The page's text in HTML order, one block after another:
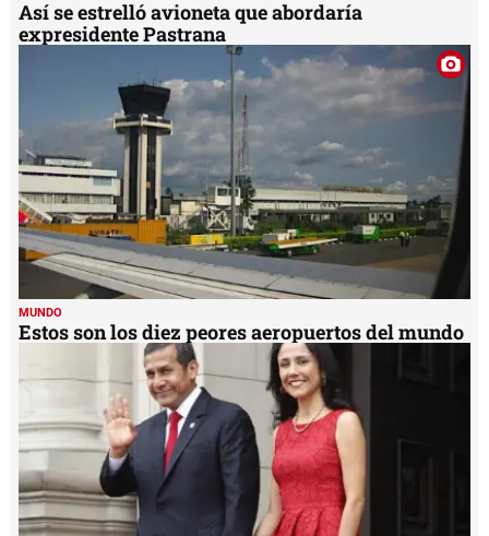
Así se estrelló avioneta que abordaría
expresidente Pastrana
MUNDO
Estos son los diez peores aeropuertos del mundo